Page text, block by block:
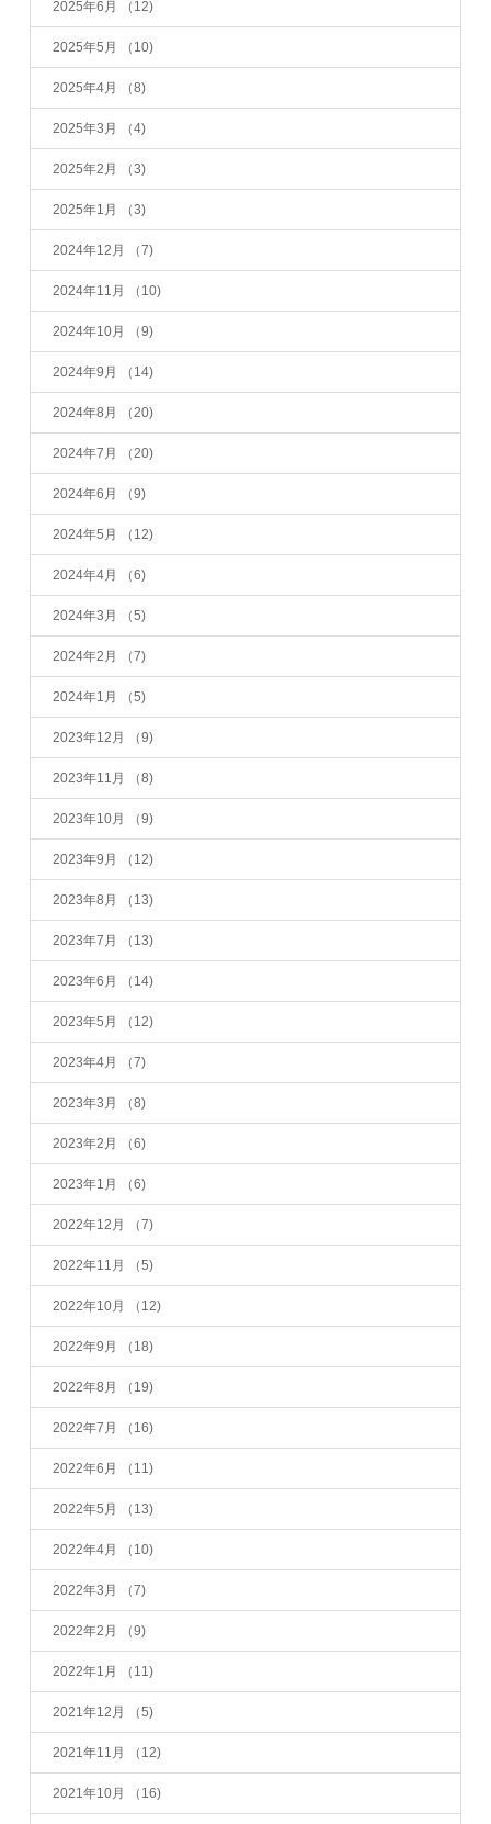
2025年6月 （12)
2025年5月 （10)
2025年4月 （8)
2025年3月 （4)
2025年2月 （3)
2025年1月 （3)
2024年12月 （7)
2024年11月 （10)
2024年10月 （9)
2024年9月 （14)
2024年8月 （20)
2024年7月 （20)
2024年6月 （9)
2024年5月 （12)
2024年4月 （6)
2024年3月 （5)
2024年2月 （7)
2024年1月 （5)
2023年12月 （9)
2023年11月 （8)
2023年10月 （9)
2023年9月 （12)
2023年8月 （13)
2023年7月 （13)
2023年6月 （14)
2023年5月 （12)
2023年4月 （7)
2023年3月 （8)
2023年2月 （6)
2023年1月 （6)
2022年12月 （7)
2022年11月 （5)
2022年10月 （12)
2022年9月 （18)
2022年8月 （19)
2022年7月 （16)
2022年6月 （11)
2022年5月 （13)
2022年4月 （10)
2022年3月 （7)
2022年2月 （9)
2022年1月 （11)
2021年12月 （5)
2021年11月 （12)
2021年10月 （16)